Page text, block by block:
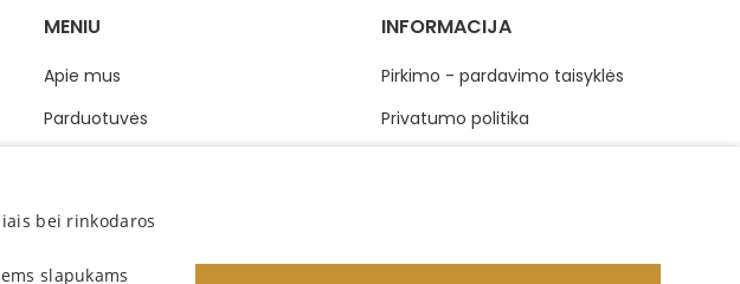
MENIU
Apie mus
Parduotuvės
INFORMACIJA
Pirkimo - pardavimo taisyklės
Privatumo politika
bei rinkodaros
slapukams